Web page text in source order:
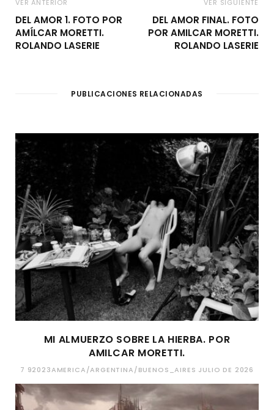
VER ANTERIOR
DEL AMOR 1. FOTO POR
AMÍLCAR MORETTI.
ROLANDO LASERIE
VER SIGUIENTE
DEL AMOR FINAL. FOTO
POR AMILCAR MORETTI.
ROLANDO LASERIE
PUBLICACIONES RELACIONADAS
MI ALMUERZO SOBRE LA HIERBA. POR
AMILCAR MORETTI.
7 92023AMERICA/ARGENTINA/BUENOS_AIRES JULIO DE 2026